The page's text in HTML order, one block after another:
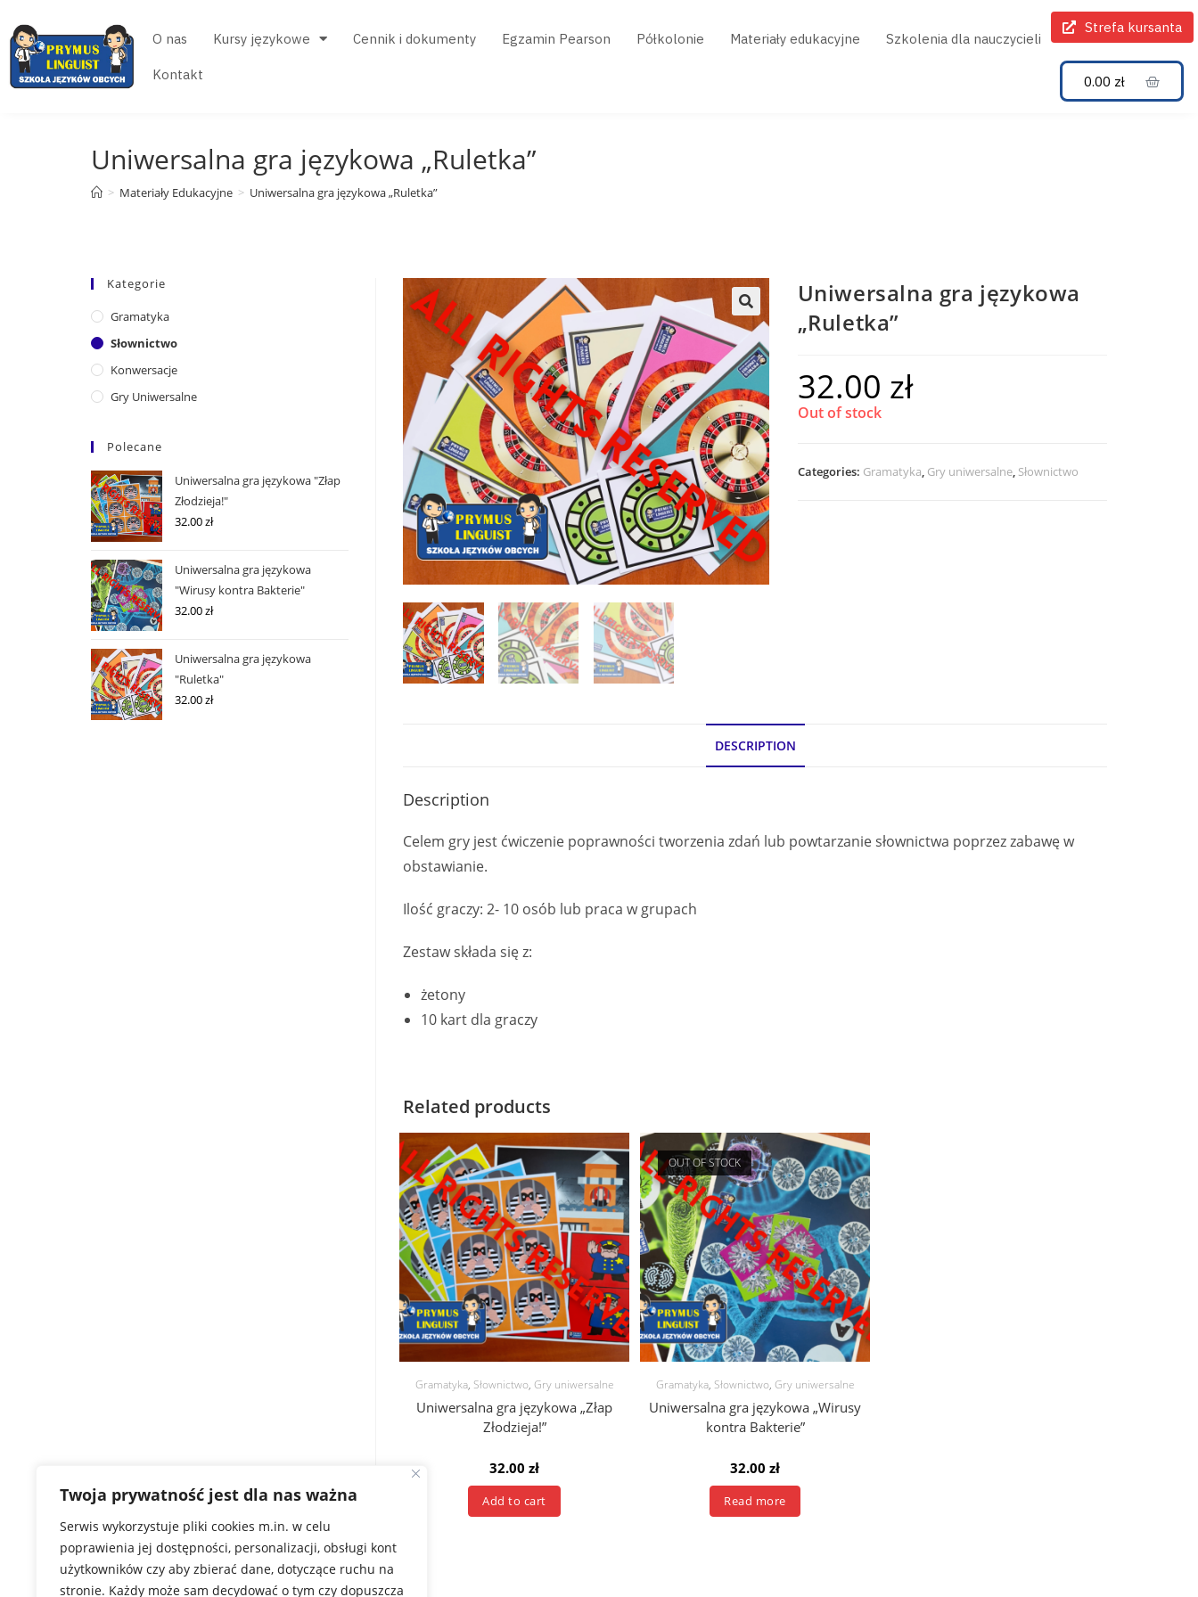
Twoja prywatność jest dla nas ważna
Serwis wykorzystuje pliki cookies m.in. w celu
poprawienia jej dostępności, personalizacji, obsługi kont
użytkowników czy aby zbierać dane, dotyczące ruchu na
stronie. Każdy może sam decydować o tym czy dopuszcza
O nas Kursy językowe Cennik i dokumenty Egzamin Pearson Półkolonie Materiały edukacyjne Szkolenia dla nauczycieli
Kontakt
Strefa kursanta
0.00 zł
Uniwersalna gra językowa „Ruletka”
> Materiały Edukacyjne > Uniwersalna gra językowa „Ruletka”
Uniwersalna gra językowa
„Ruletka”
32.00 zł
Out of stock
Categories: Gramatyka, Gry uniwersalne, Słownictwo
DESCRIPTION
Description
Celem gry jest ćwiczenie poprawności tworzenia zdań lub powtarzanie słownictwa poprzez zabawę w
obstawianie.
Ilość graczy: 2- 10 osób lub praca w grupach
Zestaw składa się z:
żetony
10 kart dla graczy
Related products
Gramatyka, Słownictwo, Gry uniwersalne
Uniwersalna gra językowa „Złap
Złodzieja!”
32.00zł
Add to cart
OUT OF STOCK
Gramatyka, Słownictwo, Gry uniwersalne
Uniwersalna gra językowa „Wirusy
kontra Bakterie”
32.00zł
Read more
Kategorie
Gramatyka
Słownictwo
Konwersacje
Gry Uniwersalne
Polecane
Uniwersalna gra językowa "Złap
Złodzieja!"
32.00zł
Uniwersalna gra językowa
"Wirusy kontra Bakterie"
32.00zł
Uniwersalna gra językowa
"Ruletka"
32.00zł